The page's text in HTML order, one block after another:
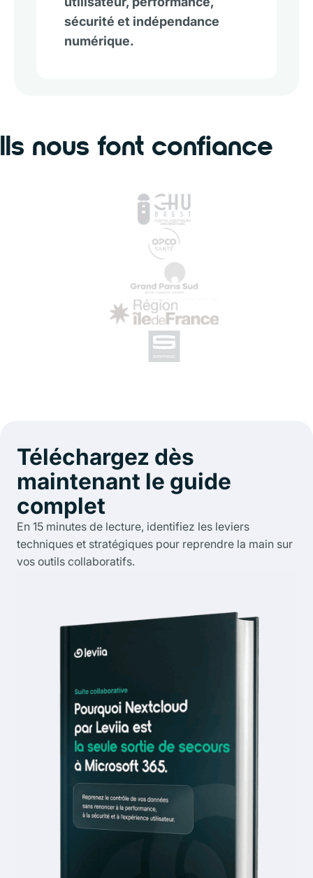
sécurité et indépendance
numérique.
Ils nous font confiance
Téléchargez dès
maintenant le guide
complet
En 15 minutes de lecture, identifiez les leviers
techniques et stratégiques pour reprendre la main sur
vos outils collaboratifs.